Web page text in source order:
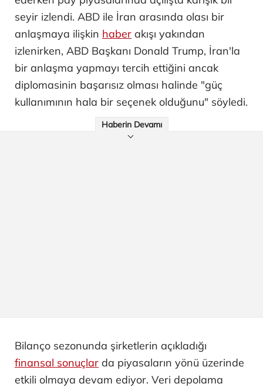
seyir izlendi. ABD ile İran arasında olası bir
anlaşmaya ilişkin haber akışı yakından
izlenirken, ABD Başkanı Donald Trump, İran'la
bir anlaşma yapmayı tercih ettiğini ancak
diplomasinin başarısız olması halinde "güç
kullanımının hala bir seçenek olduğunu" söyledi.
Haberin Devamı
Bilanço sezonunda şirketlerin açıkladığı
finansal sonuçlar da piyasaların yönü üzerinde
etkili olmaya devam ediyor. Veri depolama